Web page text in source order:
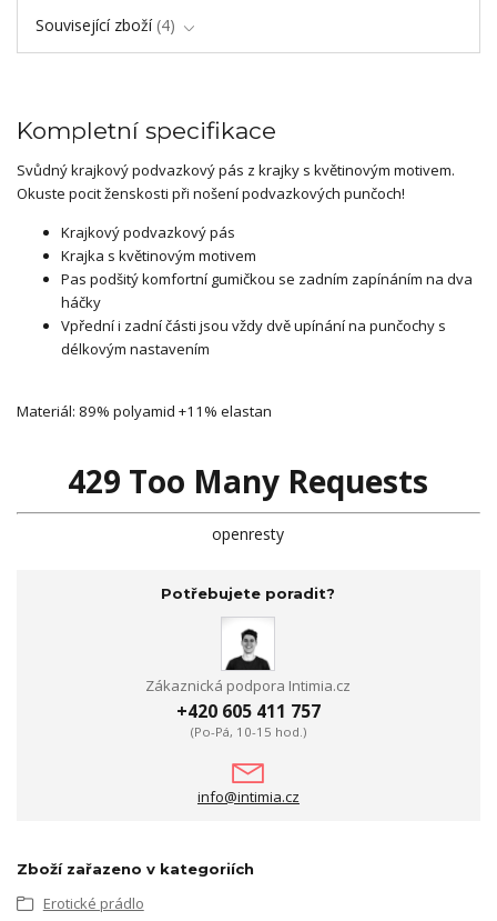
Související zboží 4
Kompletní specifikace
Svůdný krajkový podvazkový pás z krajky s květinovým motivem.
Okuste pocit ženskosti při nošení podvazkových punčoch!
Krajkový podvazkový pás
Krajka s květinovým motivem
Pas podšitý komfortní gumičkou se zadním zapínáním na dva
háčky
Vpřední i zadní části jsou vždy dvě upínání na punčochy s
délkovým nastavením
Materiál: 89% polyamid +11% elastan
429 Too Many Requests
openresty
Potřebujete poradit?
Zákaznická podpora Intimia.cz
+420 605 411 757
(Po-Pá, 10-15 hod.)
info@intimia.cz
Zboží zařazeno v kategoriích
Erotické prádlo